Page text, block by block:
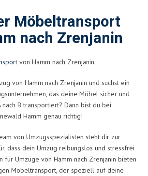
Möbeltransport
nach Zrenjanin
von Hamm nach Zrenjanin
von Hamm nach Zrenjanin und suchst ein
das deine Möbel sicher und
B transportiert? Dann bist du bei
Hamm genau richtig!
von Umzugsspezialisten steht dir zur
dass dein Umzug reibungslos und stressfrei
für Umzüge von Hamm nach Zrenjanin bieten
Möbeltransport, der speziell auf deine